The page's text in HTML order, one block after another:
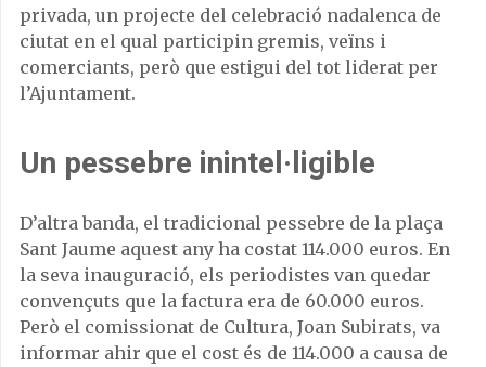
privada, un projecte del celebració nadalenca de
ciutat en el qual participin gremis, veïns i
comerciants, però que estigui del tot liderat per
l’Ajuntament.
Un pessebre inintel·ligible
D’altra banda, el tradicional pessebre de la plaça
Sant Jaume aquest any ha costat 114.000 euros. En
la seva inauguració, els periodistes van quedar
convençuts que la factura era de 60.000 euros.
Però el comissionat de Cultura, Joan Subirats, va
informar ahir que el cost és de 114.000 a causa de